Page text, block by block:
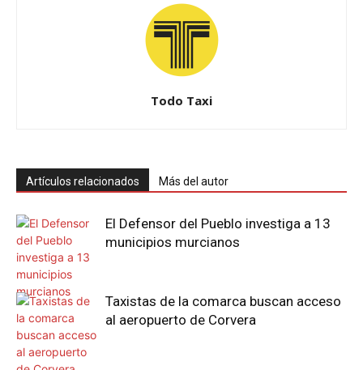
Todo Taxi
Artículos relacionados Más del autor
El Defensor del Pueblo investiga a 13
municipios murcianos
Taxistas de la comarca buscan acceso
al aeropuerto de Corvera